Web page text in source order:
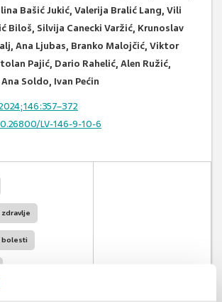
Bašić Jukić, Valerija Bralić Lang, Vili
Biloš, Silvija Canecki Varžić, Krunoslav
Ana Ljubas, Branko Malojčić, Viktor
Pajić, Dario Rahelić, Alen Ružić,
Soldo, Ivan Pećin
LV-146-9-10-6
bolesti